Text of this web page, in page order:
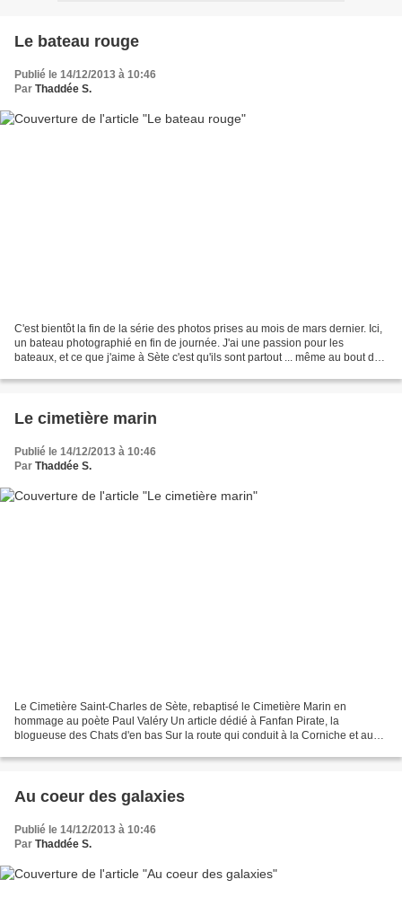
Le bateau rouge
Publié le 14/12/2013 à 10:46
Par Thaddée S.
C'est bientôt la fin de la série des photos prises au mois de mars dernier. Ici,
un bateau photographié en fin de journée. J'ai une passion pour les
bateaux, et ce que j'aime à Sète c'est qu'ils sont partout ... même au bout des
Le cimetière marin
Publié le 14/12/2013 à 10:46
Par Thaddée S.
Le Cimetière Saint-Charles de Sète, rebaptisé le Cimetière Marin en
hommage au poète Paul Valéry Un article dédié à Fanfan Pirate, la
blogueuse des Chats d'en bas Sur la route qui conduit à la Corniche et aux
Au coeur des galaxies
Publié le 14/12/2013 à 10:46
Par Thaddée S.